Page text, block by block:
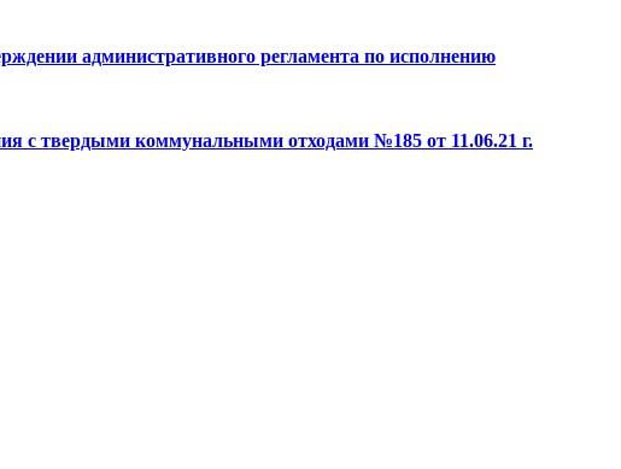
административного регламента по исполнению
с твердыми коммунальными отходами №185 от 11.06.21 г.